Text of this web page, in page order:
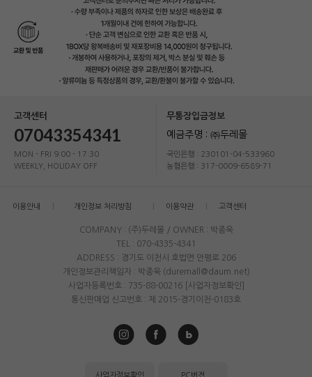
고객센터
07043354341
MON - FRI 9:00 - 17:30
WEEKLY, HOLIDAY OFF
무통장입금정보
예금주명 : ㈜두레몰
국민은행 : 230101-04-533960
농협은행 : 317-0009-6589-71
이용안내 개인정보 처리방침 이용약관 고객센터
COMPANY : (주)두레몰 / OWNER : 박종욱
TEL : 070-4335-4341
ADDRESS : 경기도 이천시 호법면 안평로 206
개인정보관리책임자 : 박종욱 (duremall@daum.net)
사업자등록번호 : 735-88-00216
[사업자정보확인]
통신판매업 신고번호 : 제 2015-경기이천-0183호
사업자정보확인 PC버전